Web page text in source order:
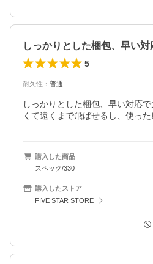
5
耐久性 ： 普通
しっかりとした梱包、早い対応
くて遠くまで飛ばせるし、使った
購入した商品
スペック/330
購入したストア
FIVE STAR STORE